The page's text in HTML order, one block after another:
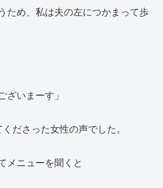
ため、私は夫の左につかまって歩
ざいまーす」
ださった女性の声でした。
メニューを聞くと